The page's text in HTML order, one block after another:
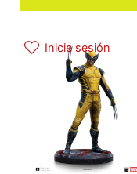
Inicie sesión